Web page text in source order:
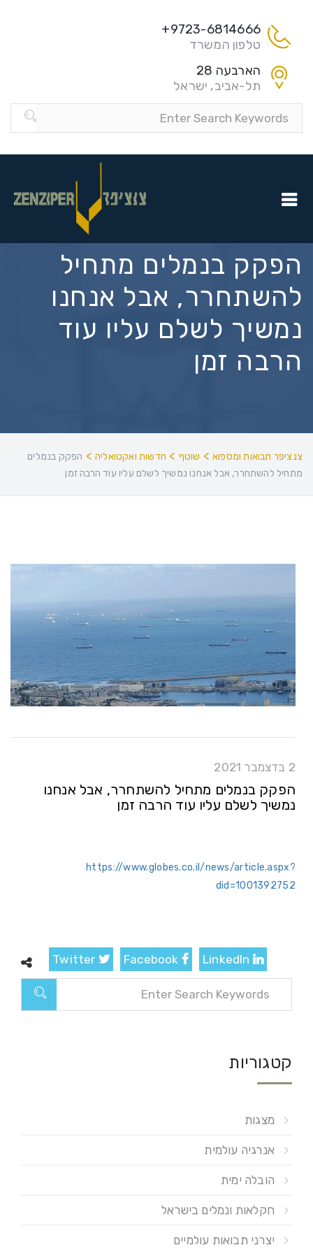
9723-6814666+
טלפון המשרד
הארבעה 28
תל-אביב, ישראל
הפקק בנמלים מתחיל
להשתחרר, אבל אנחנו
נמשיך לשלם עליו עוד
הרבה זמן
צנציפר תבואות ומספוא > שוטף > חדשות ואקטואליה > הפקק בנמלים
מתחיל להשתחרר, אבל אנחנו נמשיך לשלם עליו עוד הרבה זמן
2 בדצמבר 2021
הפקק בנמלים מתחיל להשתחרר, אבל אנחנו
נמשיך לשלם עליו עוד הרבה זמן
https://www.globes.co.il/news/article.aspx?
did=1001392752
קטגוריות
מצגות
אנרגיה עולמית
הובלה ימית
חקלאות ונמלים בישראל
יצרני תבואות עולמיים